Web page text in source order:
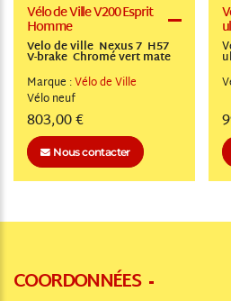
Vélo de Ville V200 Esprit
Homme
Velo de ville Nexus 7 H57
V-brake Chromé vert mate
Marque :Vélo de Ville
Véloneuf
803,00 €
Nous contacter
COORDONNÉES